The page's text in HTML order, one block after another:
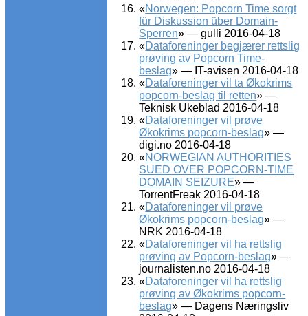
«Norwegen: Popcorn Time sorgt
für Diskussion über Domain-
Sperren» — gulli 2016-04-18
«Dataforeninger begjærer rettslig
prøving av Popcorn Time-
beslag» — IT-avisen 2016-04-18
«Dataforeninger vil ta Økokrims
popcorn-beslag til retten» —
Teknisk Ukeblad 2016-04-18
«Dataforeninger vil prøve
Økokrims popcorn-beslag» —
digi.no 2016-04-18
«NORWEGIAN AUTHORITIES
SUED OVER POPCORN-TIME
DOMAIN SEIZURE» —
TorrentFreak 2016-04-18
«Dataforeninger vil prøve
Økokrims popcorn-beslag» —
NRK 2016-04-18
«Dataforeninger vil ha rettslig
prøving av Popcorn-beslag» —
journalisten.no 2016-04-18
«Dataforeninger vil ha rettslig
prøving av Økokrims popcorn-
beslag» — Dagens Næringsliv